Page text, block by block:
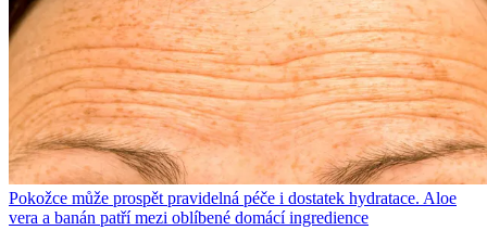
Pokožce může prospět pravidelná péče i dostatek hydratace. Aloe
vera a banán patří mezi oblíbené domácí ingredience